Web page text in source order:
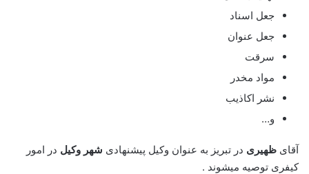
جعل اسناد
جعل عنوان
سرقت
مواد مخدر
نشر اکاذیب
و…
آقای ظهیری در تبریز به عنوان وکیل پیشنهادی شهر وکیل در امور
کیفری توصیه میشوند .